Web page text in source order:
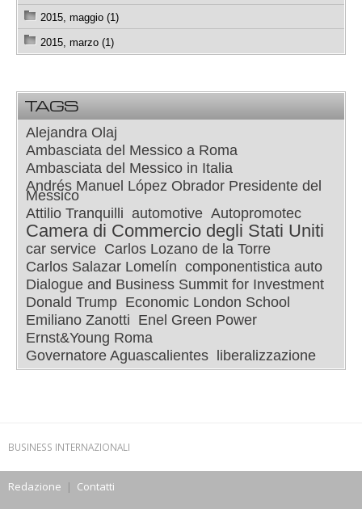
2015, maggio (1)
2015, marzo (1)
TAGS
Alejandra Olaj
Ambasciata del Messico a Roma
Ambasciata del Messico in Italia
Andrés Manuel López Obrador Presidente del
Messico
Attilio Tranquilli automotive Autopromotec
Camera di Commercio degli Stati Uniti
car service Carlos Lozano de la Torre
Carlos Salazar Lomelín componentistica auto
Dialogue and Business Summit for Investment
Donald Trump Economic London School
Emiliano Zanotti Enel Green Power
Ernst&Young Roma
Governatore Aguascalientes
liberalizzazione
BUSINESS INTERNAZIONALI
Redazione | Contatti